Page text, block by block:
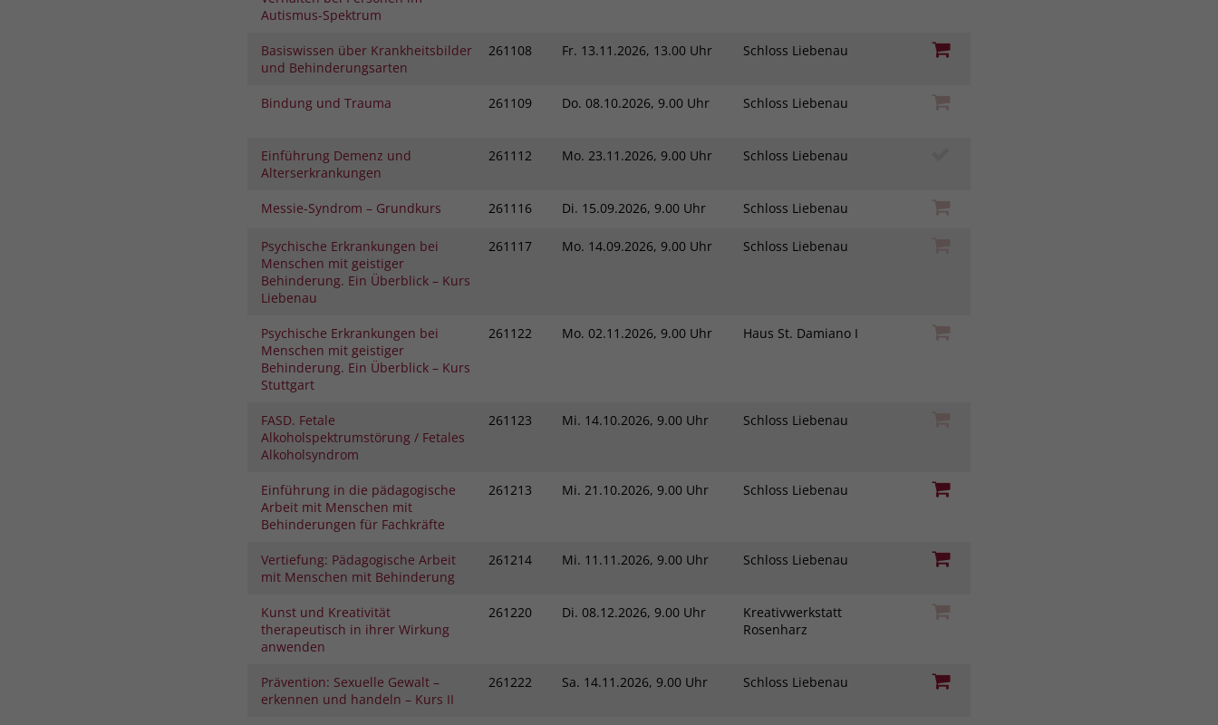
Autismus-Spektrum
Basiswissen über Krankheitsbilder
und Behinderungsarten
261108 Fr. 13.11.2026, 13.00 Uhr Schloss Liebenau
Bindung und Trauma 261109 Do. 08.10.2026, 9.00 Uhr Schloss Liebenau
Einführung Demenz und
Alterserkrankungen
261112 Mo. 23.11.2026, 9.00 Uhr Schloss Liebenau
Messie-Syndrom – Grundkurs 261116 Di. 15.09.2026, 9.00 Uhr Schloss Liebenau
Psychische Erkrankungen bei
Menschen mit geistiger
Behinderung. Ein Überblick – Kurs
Liebenau
261117 Mo. 14.09.2026, 9.00 Uhr Schloss Liebenau
Psychische Erkrankungen bei
Menschen mit geistiger
Behinderung. Ein Überblick – Kurs
Stuttgart
261122 Mo. 02.11.2026, 9.00 Uhr Haus St. Damiano I
FASD. Fetale
Alkoholspektrumstörung / Fetales
Alkoholsyndrom
261123 Mi. 14.10.2026, 9.00 Uhr Schloss Liebenau
Einführung in die pädagogische
Arbeit mit Menschen mit
Behinderungen für Fachkräfte
261213 Mi. 21.10.2026, 9.00 Uhr Schloss Liebenau
Vertiefung: Pädagogische Arbeit
mit Menschen mit Behinderung
261214 Mi. 11.11.2026, 9.00 Uhr Schloss Liebenau
Kunst und Kreativität
therapeutisch in ihrer Wirkung
anwenden
261220 Di. 08.12.2026, 9.00 Uhr
Kreativwerkstatt
Rosenharz
Prävention: Sexuelle Gewalt –
erkennen und handeln – Kurs II
261222 Sa. 14.11.2026, 9.00 Uhr Schloss Liebenau
Session
Seitenanfragen bei.
Zweck
derselben Benutzerkennung verknüpft
Laufzeit 1 Jahr
Zweck
Microsoft Clarity setzt dieses Cookie, um die